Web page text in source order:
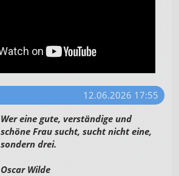
12.06.2026 17:55
Wer eine gute, verständige und
schöne Frau sucht, sucht nicht eine,
sondern drei.
Oscar Wilde